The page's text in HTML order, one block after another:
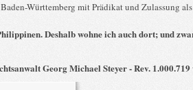
Württemberg mit Prädikat und Zulassung
Deshalb wohne ich auch dort; und
Georg Michael Steyer - Rev.